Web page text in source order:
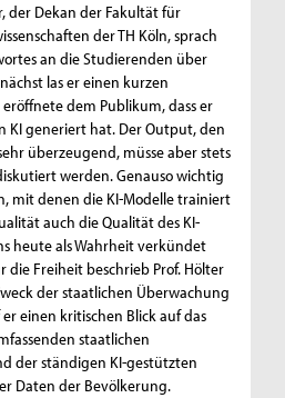
der Dekan der Fakultät für
der TH Köln, sprach
an die Studierenden über
las er einen kurzen
dem Publikum, dass er
KI generiert hat. Der Output, den
überzeugend, müsse aber stets
werden. Genauso wichtig
mit denen die KI-Modelle trainiert
auch die Qualität des KI-
heute als Wahrheit verkündet
die Freiheit beschrieb Prof. Hölter
der staatlichen Überwachung
einen kritischen Blick auf das
staatlichen
der ständigen KI-gestützten
Daten der Bevölkerung.